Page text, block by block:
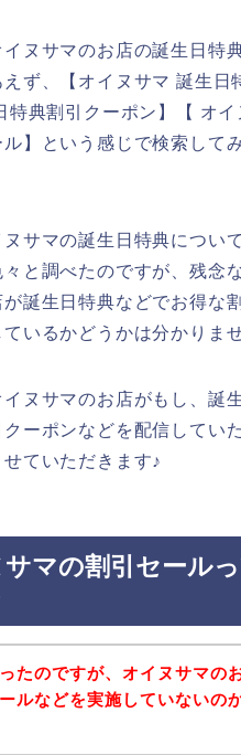
ヌサマのお店の誕生日特
ず、【オイヌサマ 誕生日
特典割引クーポン】【 オ
】という感じで検索して
サマの誕生日特典につい
と調べたのですが、残念
誕生日特典などでお得な
いるかどうかは分かりま
イヌサマのお店がもし、誕
ーポンなどを配信してい
ていただきます♪
マの割引セール
たのですが、オイヌサマの
ルなどを実施していないの